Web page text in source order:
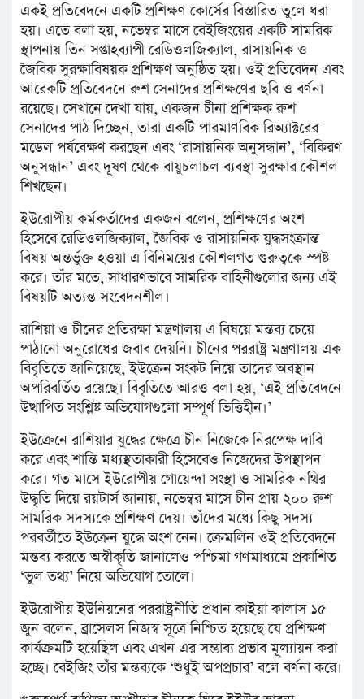
একই প্রতিবেদনে একটি প্রশিক্ষণ কোর্সের বিস্তারিত তুলে ধরা
হয়। এতে বলা হয়, নভেম্বর মাসে বেইজিংয়ের একটি সামরিক
স্থাপনায় তিন সপ্তাহব্যাপী রেডিওলজিক্যাল, রাসায়নিক ও
জৈবিক সুরক্ষাবিষয়ক প্রশিক্ষণ অনুষ্ঠিত হয়। ওই প্রতিবেদন এবং
আরেকটি প্রতিবেদনে রুশ সেনাদের প্রশিক্ষণের ছবি ও বর্ণনা
রয়েছে। সেখানে দেখা যায়, একজন চীনা প্রশিক্ষক রুশ
সেনাদের পাঠ দিচ্ছেন, তারা একটি পারমাণবিক রিঅ্যাক্টরের
মডেল পর্যবেক্ষণ করছেন এবং ‘রাসায়নিক অনুসন্ধান’, ‘বিকিরণ
অনুসন্ধান’ এবং দূষণ থেকে বায়ুচলাচল ব্যবস্থা সুরক্ষার কৌশল
শিখছেন।
ইউরোপীয় কর্মকর্তাদের একজন বলেন, প্রশিক্ষণের অংশ
হিসেবে রেডিওলজিক্যাল, জৈবিক ও রাসায়নিক যুদ্ধসংক্রান্ত
বিষয় অন্তর্ভুক্ত হওয়া এ বিনিময়ের কৌশলগত গুরুত্বকে স্পষ্ট
করে। তাঁর মতে, সাধারণভাবে সামরিক বাহিনীগুলোর জন্য এই
বিষয়টি অত্যন্ত সংবেদনশীল।
রাশিয়া ও চীনের প্রতিরক্ষা মন্ত্রণালয় এ বিষয়ে মন্তব্য চেয়ে
পাঠানো অনুরোধের জবাব দেয়নি। চীনের পররাষ্ট্র মন্ত্রণালয় এক
বিবৃতিতে জানিয়েছে, ইউক্রেন সংকট নিয়ে তাদের অবস্থান
অপরিবর্তিত রয়েছে। বিবৃতিতে আরও বলা হয়, ‘এই প্রতিবেদনে
উত্থাপিত সংশ্লিষ্ট অভিযোগগুলো সম্পূর্ণ ভিত্তিহীন।’
ইউক্রেনে রাশিয়ার যুদ্ধের ক্ষেত্রে চীন নিজেকে নিরপেক্ষ দাবি
করে এবং শান্তি মধ্যস্থতাকারী হিসেবেও নিজেদের উপস্থাপন
করে। গত মাসে ইউরোপীয় গোয়েন্দা সংস্থা ও সামরিক নথির
উদ্ধৃতি দিয়ে রয়টার্স জানায়, নভেম্বর মাসে চীন প্রায় ২০০ রুশ
সামরিক সদস্যকে প্রশিক্ষণ দেয়। তাঁদের মধ্যে কিছু সদস্য
পরবর্তীতে ইউক্রেন যুদ্ধে অংশ নেন। ক্রেমলিন ওই প্রতিবেদনে
মন্তব্য করতে অস্বীকৃতি জানালেও পশ্চিমা গণমাধ্যমে প্রকাশিত
‘ভুল তথ্য’ নিয়ে অভিযোগ তোলে।
ইউরোপীয় ইউনিয়নের পররাষ্ট্রনীতি প্রধান কাইয়া কালাস ১৫
জুন বলেন, ব্রাসেলস নিজস্ব সূত্রে নিশ্চিত হয়েছে যে প্রশিক্ষণ
কার্যক্রমটি হয়েছিল এবং এখন এর সম্ভাব্য প্রভাব মূল্যায়ন করা
হচ্ছে। বেইজিং তাঁর মন্তব্যকে ‘শুধুই অপপ্রচার’ বলে বর্ণনা করে।